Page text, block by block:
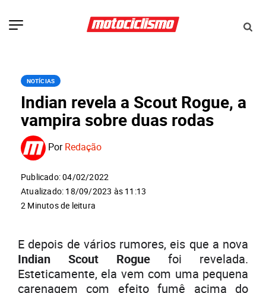
NOTÍCIAS
Indian revela a Scout Rogue, a
vampira sobre duas rodas
PorRedação
Publicado: 04/02/2022
Atualizado: 18/09/2023 às 11:13
2 Minutos de leitura
E depois de vários rumores, eis que a nova
Indian Scout Rogue foi revelada.
Esteticamente, ela vem com uma pequena
carenagem com efeito fumê acima do